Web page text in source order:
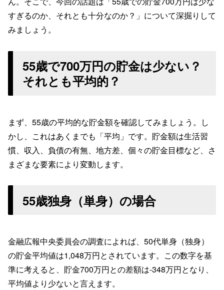
すぎるのか、それとも十分なのか？」について深掘りして
みましょう。
55歳で700万円の貯金は少ない？
それとも平均的？
まず、55歳の平均的な貯金額を確認してみましょう。し
かし、これはあくまでも「平均」です。貯金額は生活習
慣、収入、負債の有無、地方差、個々の貯金目標など、さ
まざまな要素により変動します。
55歳独身（単身）の場合
金融広報中央委員会の調査によれば、50代単身（独身）
の貯金平均値は1,048万円とされています。この数字を基
準に考えると、貯金700万円との差額は-348万円となり、
平均値より少ないと言えます。